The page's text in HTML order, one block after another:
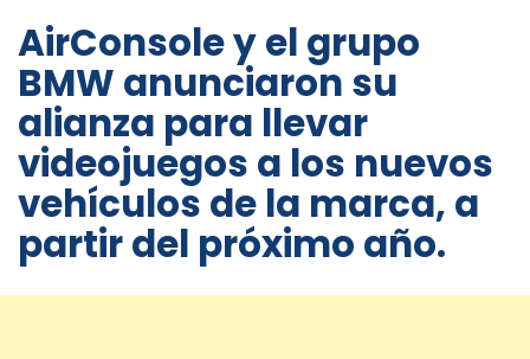
AirConsole y el grupo
BMW anunciaron su
alianza para llevar
videojuegos a los nuevos
vehículos de la marca, a
partir del próximo año.